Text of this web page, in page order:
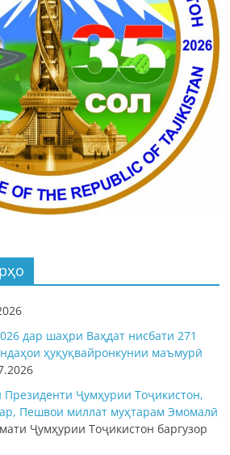
дар шаҳри Ваҳдат нисбати 271
ҳуқуқвайронкунии маъмурӣ
Президенти Ҷумҳурии Тоҷикистон,
Пешвои миллат муҳтарам Эмомалӣ
Ҷумҳурии Тоҷикистон баргузор